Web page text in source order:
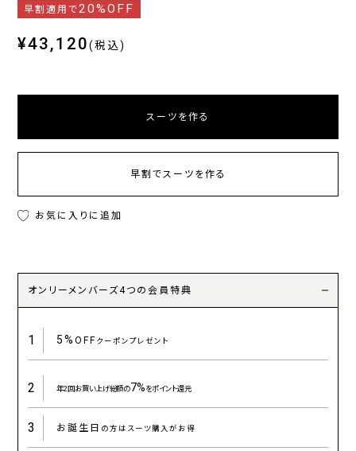
早割適用で20%OFF
¥43,120(税込)
スーツを作る
早割でスーツを作る
お気に入りに追加
オンリーメンバーズ4つの会員特典
1 5%OFFクーポンプレゼント
2 年2回お買い上げ総額の7%をポイント還元
3 お誕生日 の方はスーツ購入がお得